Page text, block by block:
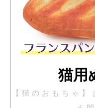
猫用
【猫のおもちゃ